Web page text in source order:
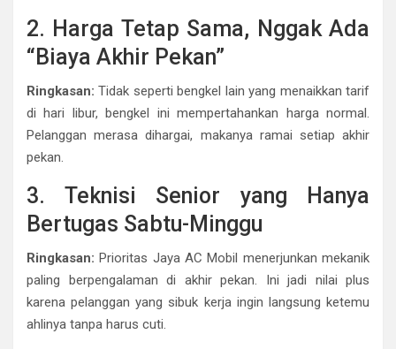
2. Harga Tetap Sama, Nggak Ada
“Biaya Akhir Pekan”
Ringkasan: Tidak seperti bengkel lain yang menaikkan tarif
di hari libur, bengkel ini mempertahankan harga normal.
Pelanggan merasa dihargai, makanya ramai setiap akhir
pekan.
3. Teknisi Senior yang Hanya
Bertugas Sabtu-Minggu
Ringkasan: Prioritas Jaya AC Mobil menerjunkan mekanik
paling berpengalaman di akhir pekan. Ini jadi nilai plus
karena pelanggan yang sibuk kerja ingin langsung ketemu
ahlinya tanpa harus cuti.